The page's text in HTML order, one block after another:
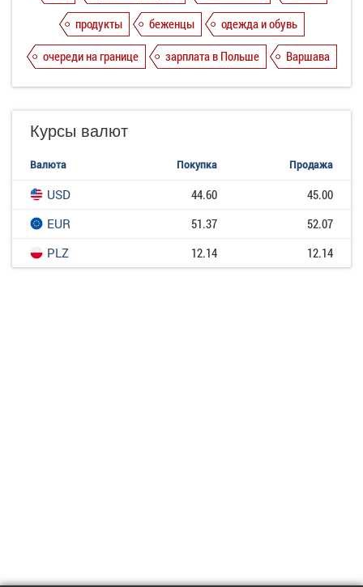
продукты
беженцы
одежда и обувь
очереди на границе
зарплата в Польше Варшава
Курсы валют
Валюта Покупка Продажа
USD 44.60
45.00
EUR
51.37
52.07
PLZ
12.14 12.14